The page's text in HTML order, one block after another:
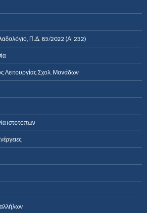
Π.Δ. 85/2022 (Α’ 232)
Λειτουργίας Σχολ. Μονάδων
ιστοτόπων